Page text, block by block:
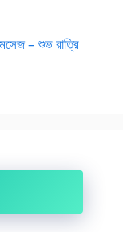
– শুভ রাত্রি